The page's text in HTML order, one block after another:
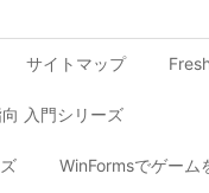
サイトマップ
入門シリーズ
WinFormsでゲーム